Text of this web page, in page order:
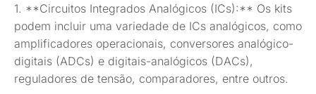
1. **Circuitos Integrados Analógicos (ICs):** Os kits
podem incluir uma variedade de ICs analógicos, como
amplificadores operacionais, conversores analógico-
digitais (ADCs) e digitais-analógicos (DACs),
reguladores de tensão, comparadores, entre outros.